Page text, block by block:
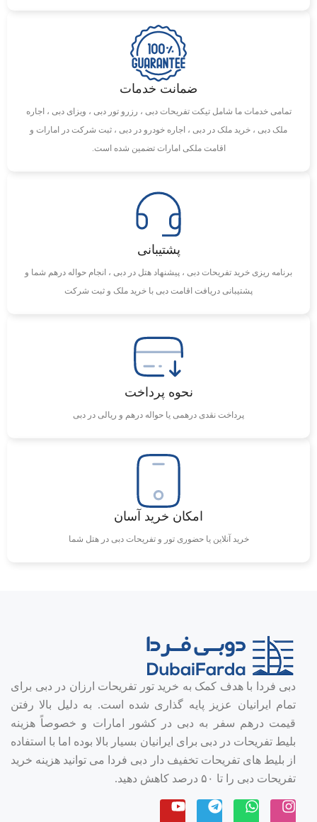
ضمانت خدمات
تمامی خدمات ما شامل تیکت تفریحات دبی ، رزرو تور دبی ، ویزای دبی ، اجاره
ملک دبی ، خرید ملک در دبی ، اجاره خودرو در دبی ، ثبت شرکت در امارات و
اقامت ملکی امارات تضمین شده است.
پشتیبانی
برنامه ریزی خرید تفریحات دبی ، پیشنهاد هتل در دبی ، انجام حواله درهم شما و
پشتیبانی دریافت اقامت دبی با خرید ملک و ثبت شرکت
نحوه پرداخت
پرداخت نقدی درهمی یا حواله درهم و ریالی در دبی
امکان خرید آسان
خرید آنلاین یا حضوری تور و تفریحات دبی در هتل شما
دبی فردا با هدف کمک به خرید تور تفریحات ارزان در دبی برای
تمام ایرانیان عزیز پایه گذاری شده است. به دلیل بالا رفتن
قیمت درهم سفر به دبی در کشور امارات و خصوصاً هزینه
بلیط تفریحات در دبی برای ایرانیان بسیار بالا بوده اما با استفاده
از بلیط های تفریحات تخفیف دار دبی فردا می توانید هزینه خرید
تفریحات دبی را تا ۵۰ درصد کاهش دهید.